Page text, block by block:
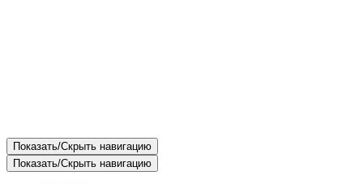
Показать/Скрыть навигацию
Показать/Скрыть навигацию